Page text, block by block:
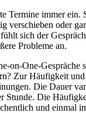
Termine immer ein.
verschieben oder
sich der
Probleme an.
on-One-Gespräche
Zur Häufigkeit
Die ​Dauer
Stunde​. Die​
und einmal